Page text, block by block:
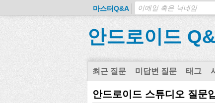
마스터Q&A
안드로이드
최근 질문 미답변 질문 태그
안드로이드 스튜디오 질문